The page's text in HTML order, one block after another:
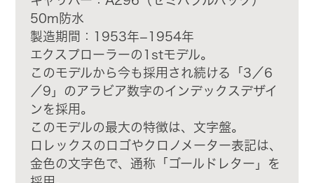
50m防水
製造期間：1953年−1954年
エクスプローラーの1stモデル。
このモデルから今も採用され続ける「3／6
／9」のアラビア数字のインデックスデザイ
ンを採用。
このモデルの最大の特徴は、文字盤。
ロレックスのロゴやクロノメーター表記は、
金色の文字色で、通称「ゴールドレター」を